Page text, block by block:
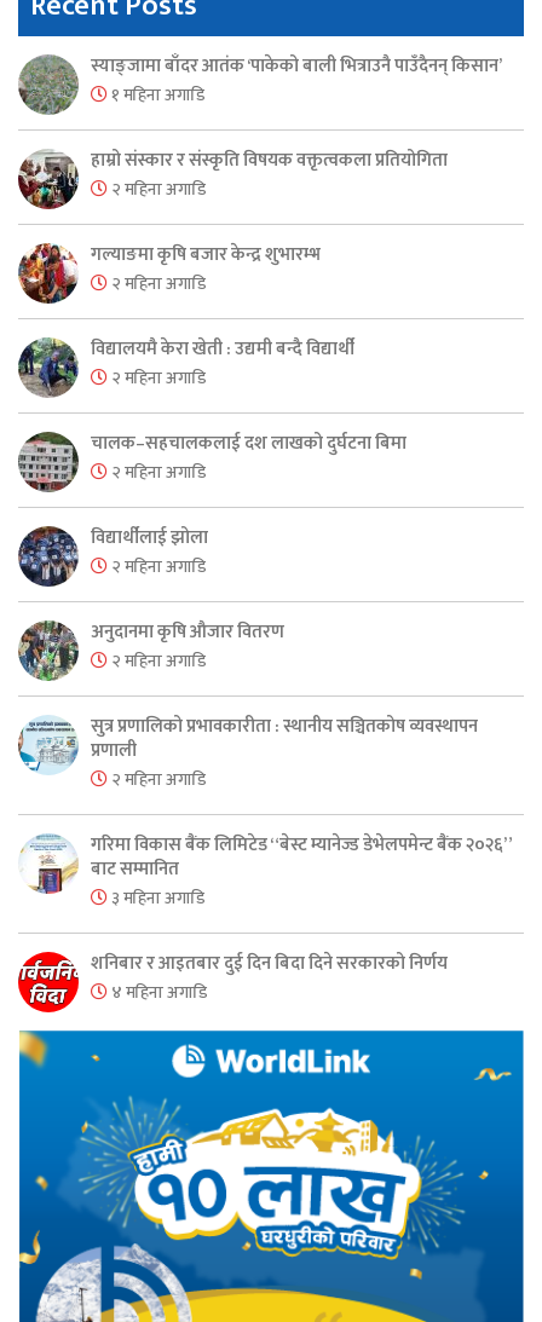
स्याङ्जामा बाँदर आतंक ‘पाकेको बाली भित्राउनै पाउँदैनन् किसान’
१ महिना अगाडि
हाम्रो संस्कार र संस्कृति विषयक वक्तृत्वकला प्रतियोगिता
२ महिना अगाडि
गल्याङमा कृषि बजार केन्द्र शुभारम्भ
२ महिना अगाडि
विद्यालयमै केरा खेती : उद्यमी बन्दै विद्यार्थी
२ महिना अगाडि
चालक–सहचालकलाई दश लाखको दुर्घटना बिमा
२ महिना अगाडि
विद्यार्थीलाई झोला
२ महिना अगाडि
अनुदानमा कृषि औजार वितरण
२ महिना अगाडि
सुत्र प्रणालिको प्रभावकारीता : स्थानीय सञ्चितकोष व्यवस्थापन
प्रणाली
२ महिना अगाडि
गरिमा विकास बैंक लिमिटेड “बेस्ट म्यानेज्ड डेभेलपमेन्ट बैंक २०२६”
बाट सम्मानित
३ महिना अगाडि
शनिबार र आइतबार दुई दिन बिदा दिने सरकारको निर्णय
४ महिना अगाडि